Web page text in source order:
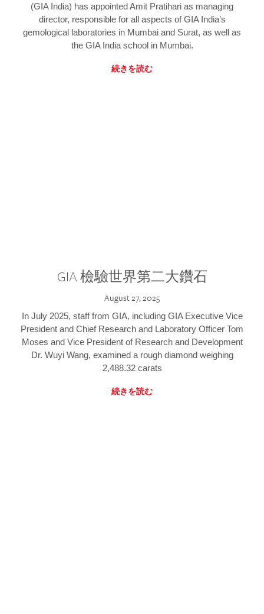
(GIA India) has appointed Amit Pratihari as managing
director, responsible for all aspects of GIA India’s
gemological laboratories in Mumbai and Surat, as well as
the GIA India school in Mumbai.
続きを読む
GIA 檢驗世界第二大鑽石
August 27, 2025
In July 2025, staff from GIA, including GIA Executive Vice
President and Chief Research and Laboratory Officer Tom
Moses and Vice President of Research and Development
Dr. Wuyi Wang, examined a rough diamond weighing
2,488.32 carats
続きを読む